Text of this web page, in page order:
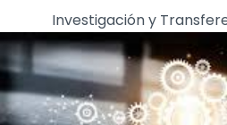
Investigación y